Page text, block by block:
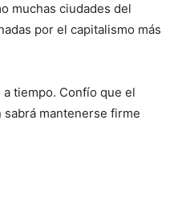
muchas ciudades del
por el capitalismo más
a tiempo. Confío que el
sabrá mantenerse firme